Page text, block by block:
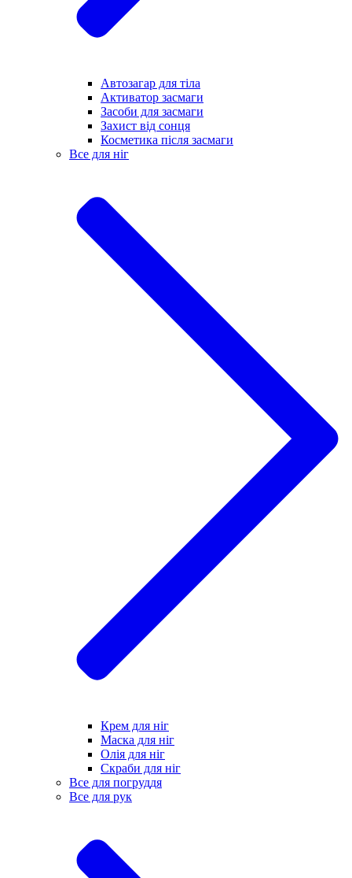
Автозагар для тіла
Активатор засмаги
Засоби для засмаги
Захист від сонця
Косметика після засмаги
Все для ніг
Крем для ніг
Маска для ніг
Олія для ніг
Скраби для ніг
Все для погруддя
Все для рук